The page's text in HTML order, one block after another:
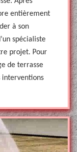
entièrement
à son
spécialiste
projet. Pour
de terrasse
interventions